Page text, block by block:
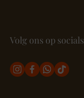
Volg ons op socials